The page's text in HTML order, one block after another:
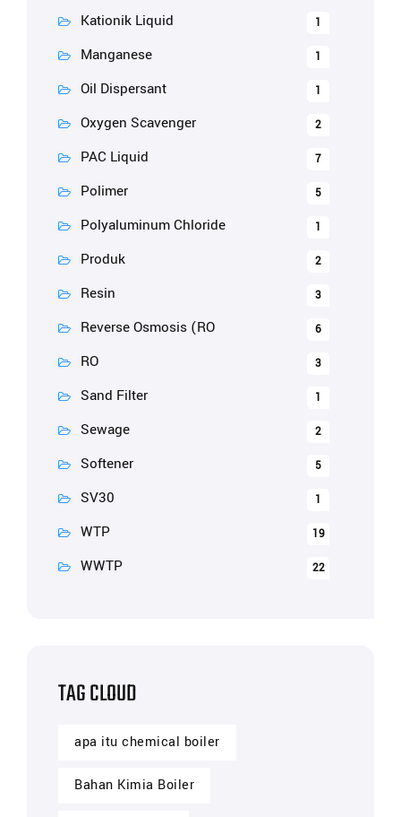
Kationik Liquid 1
Manganese 1
Oil Dispersant 1
Oxygen Scavenger 2
PAC Liquid 7
Polimer 5
Polyaluminum Chloride 1
Produk 2
Resin 3
Reverse Osmosis (RO 6
RO 3
Sand Filter 1
Sewage 2
Softener 5
SV30 1
WTP 19
WWTP 22
TAG CLOUD
apa itu chemical boiler
Bahan Kimia Boiler